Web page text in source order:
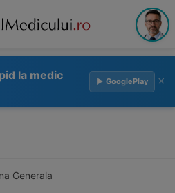
la medic ▶ GooglePlay ×
Generala